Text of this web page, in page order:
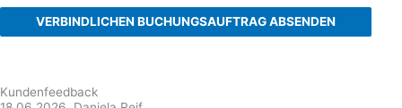
VERBINDLICHEN BUCHUNGSAUFTRAG ABSENDEN
Kundenfeedback